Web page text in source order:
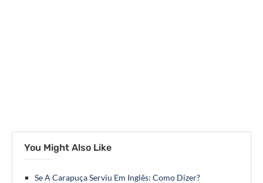
You Might Also Like
Se A Carapuça Serviu Em Inglês: Como Dizer?